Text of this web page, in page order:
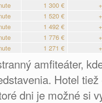
1 300 €
1 520 €
1 492 €
1 776 €
1 271 €
amfiteáter,
Hotel
dni je možné si